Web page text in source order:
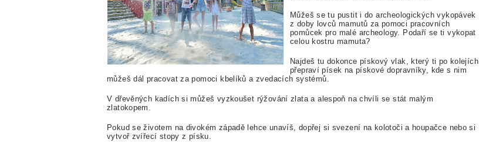
Můžeš se tu pustit i do archeologických vykopávek
z doby lovců mamutů za pomoci pracovních
pomůcek pro malé archeology. Podaří se ti vykopat
celou kostru mamuta?
Najdeš tu dokonce pískový vlak, který ti po kolejích
přepraví písek na pískové dopravníky, kde s nim
můžeš dál pracovat za pomoci kbelíků a zvedacích systémů.
V dřevěných kadích si můžeš vyzkoušet rýžování zlata a alespoň na chvíli se stát malým
zlatokopem.
Pokud se životem na divokém západě lehce unavíš, dopřej si svezení na kolotoči a houpačce nebo si
vytvoř zvířecí stopy z písku.